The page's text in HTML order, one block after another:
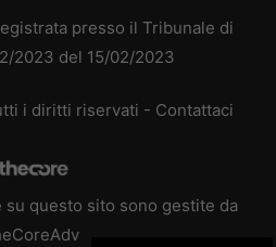
presso il Tribunale di
2023 del 15/02/2023
i diritti riservati - Contattaci
questo sito sono gestite da